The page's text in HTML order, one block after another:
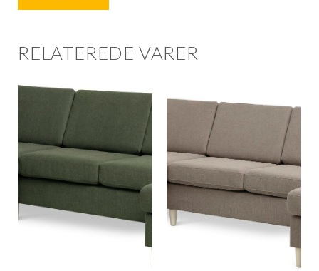
RELATEREDE VARER